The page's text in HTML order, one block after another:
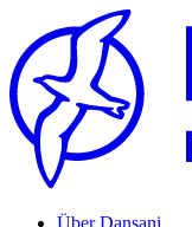
Über Dansani